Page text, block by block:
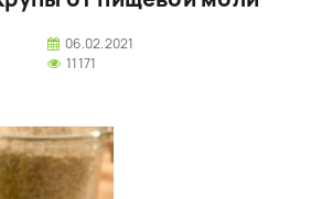
06.02.2021
11171